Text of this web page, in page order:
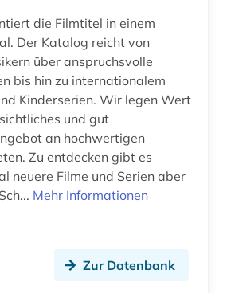
architekturmuseum (1)
architekturzeichnung (4)
archival documents (1)
Griechenland (1)
Griechenland (Altertum) (7)
Großbritannien (23)
die Filmtitel in einem
Der Katalog reicht von
über anspruchsvolle
bis hin zu internationalem
Kinderserien. Wir legen Wert
und gut
an hochwertigen
Zu entdecken gibt es
neuere Filme und Serien aber
Mehr Informationen
Zur Datenbank